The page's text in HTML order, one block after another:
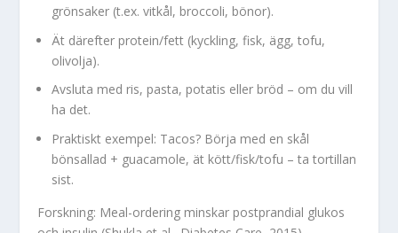
grönsaker (t.ex. vitkål, broccoli, bönor).
Ät därefter protein/fett (kyckling, fisk, ägg, tofu,
olivolja).
Avsluta med ris, pasta, potatis eller bröd – om du vill
ha det.
Praktiskt exempel: Tacos? Börja med en skål
bönsallad + guacamole, ät kött/fisk/tofu – ta tortillan
sist.
Forskning: Meal-ordering minskar postprandial glukos